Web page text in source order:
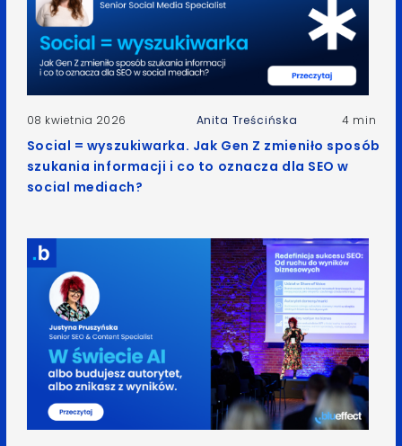
08 kwietnia 2026 Anita Treścińska 4 min
Social = wyszukiwarka. Jak Gen Z zmieniło sposób
szukania informacji i co to oznacza dla SEO w
social mediach?